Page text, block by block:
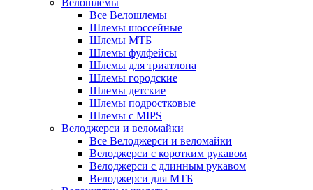
Велошлемы
Все Велошлемы
Шлемы шоссейные
Шлемы МТБ
Шлемы фулфейсы
Шлемы для триатлона
Шлемы городские
Шлемы детские
Шлемы подростковые
Шлемы с MIPS
Велоджерси и веломайки
Все Велоджерси и веломайки
Велоджерси с коротким рукавом
Велоджерси с длинным рукавом
Велоджерси для МТБ